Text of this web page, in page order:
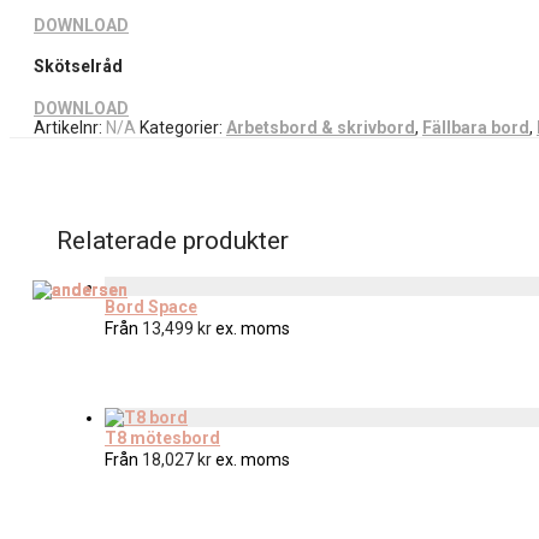
DOWNLOAD
Skötselråd
DOWNLOAD
Artikelnr: N/A Kategorier: Arbetsbord & skrivbord, Fällbara bord,
Relaterade produkter
Bord Space
Från 13,499 krex. moms
T8 mötesbord
Från 18,027krex. moms